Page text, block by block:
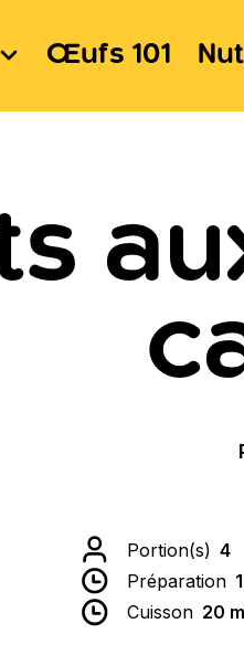
Œufs 101
Portion(s) 4
Préparation
Cuisson 20